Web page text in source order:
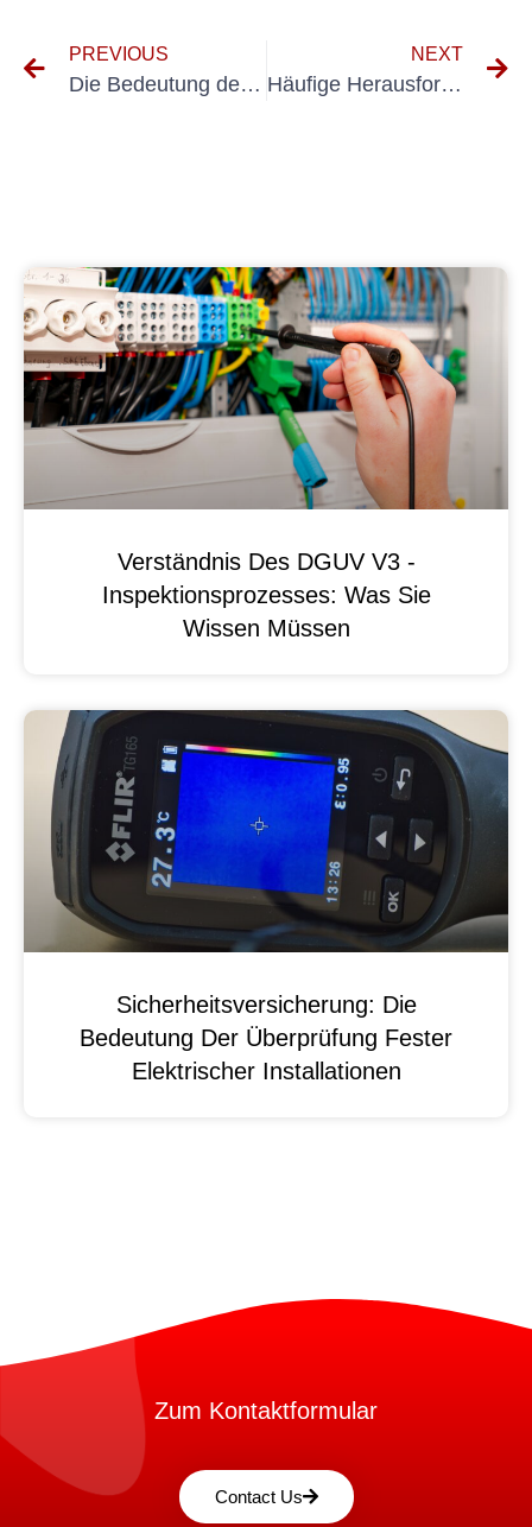
PREVIOUS
Die Bedeutung der UVV-Prüfung in Buxtehude: Was Sie wissen sollten
NEXT
Häufige Herausforderungen bei der Prüfung ortsfester Elektroinstallationen und deren Bewältigung gemäß VDE-Richtlinien
Verständnis Des DGUV V3 -
Inspektionsprozesses: Was Sie
Wissen Müssen
Sicherheitsversicherung: Die
Bedeutung Der Überprüfung Fester
Elektrischer Installationen
Zum Kontaktformular
Contact Us